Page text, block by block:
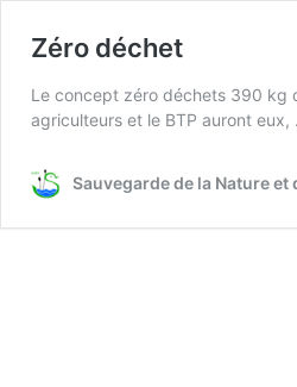
Zéro déchet
Le concept zéro déchets 390 kg
agriculteurs et le BTP auront eux,
Sauvegarde de la Nature